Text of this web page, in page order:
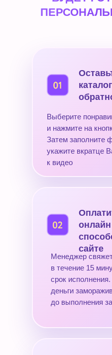
Выберите
и нажмите на
Затем заполните
укажите вкратце
к видео
Менеджер
в течение 15
срок
деньги
до выполнения
сайте